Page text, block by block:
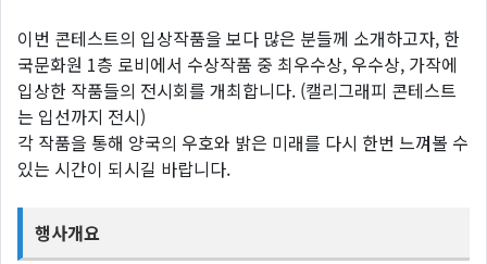
이번 콘테스트의 입상작품을 보다 많은 분들께 소개하고자, 한
국문화원 1층 로비에서 수상작품 중 최우수상, 우수상, 가작에
입상한 작품들의 전시회를 개최합니다. (캘리그래피 콘테스트
는 입선까지 전시)
각 작품을 통해 양국의 우호와 밝은 미래를 다시 한번 느껴볼 수
있는 시간이 되시길 바랍니다.
행사개요